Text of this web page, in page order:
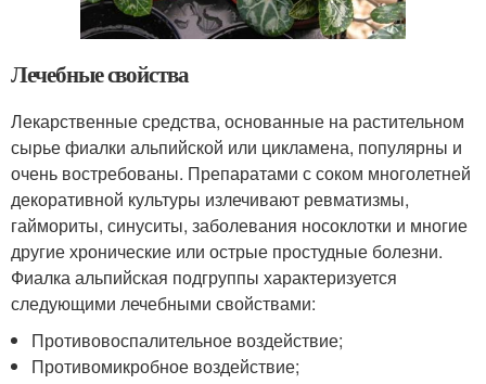
Лечебные свойства
Лекарственные средства, основанные на растительном
сырье фиалки альпийской или цикламена, популярны и
очень востребованы. Препаратами с соком многолетней
декоративной культуры излечивают ревматизмы,
гаймориты, синуситы, заболевания носоклотки и многие
другие хронические или острые простудные болезни.
Фиалка альпийская подгруппы характеризуется
следующими лечебными свойствами:
Противовоспалительное воздействие;
Противомикробное воздействие;